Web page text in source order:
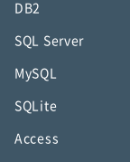
DB2
SQL Server
MySQL
SQLite
Access